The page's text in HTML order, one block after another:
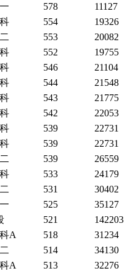
578
11127
554 19326
553
20082
552 19755
546 21104
544 21548
543 21775
542 22053
539 22731
539 22731
539
26559
533 24179
531
30402
525
35127
521
142203
A 518 31234
514
34130
A 513 32276